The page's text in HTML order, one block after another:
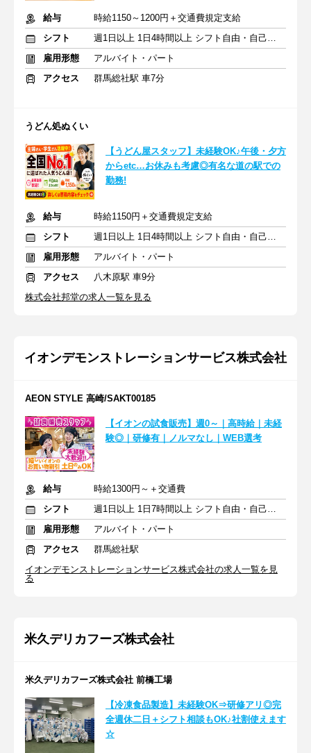
給与
時給1150～1200円＋交通費規定支給
シフト
週1日以上 1日4時間以上 シフト自由・自己申告
雇用形態
アルバイト・パート
アクセス
群馬総社駅 車7分
うどん処ぬくい
【うどん屋スタッフ】未経験OK♪午後・夕方
からetc…お休みも考慮◎有名な道の駅での
勤務!
給与
時給1150円＋交通費規定支給
シフト
週1日以上 1日4時間以上 シフト自由・自己申告
雇用形態
アルバイト・パート
アクセス
八木原駅 車9分
株式会社邦堂の求人一覧を見る
イオンデモンストレーションサービス株式会社
AEON STYLE 高崎/SAKT00185
【イオンの試食販売】週0～｜高時給｜未経
験◎｜研修有｜ノルマなし｜WEB選考
給与
時給1300円～＋交通費
シフト
週1日以上 1日7時間以上 シフト自由・自己申告
雇用形態
アルバイト・パート
アクセス
群馬総社駅
イオンデモンストレーションサービス株式会社の求人一覧を見
る
米久デリカフーズ株式会社
米久デリカフーズ株式会社 前橋工場
【冷凍食品製造】未経験OK⇒研修アリ◎完
全週休二日＋シフト相談もOK♪社割使えます
☆